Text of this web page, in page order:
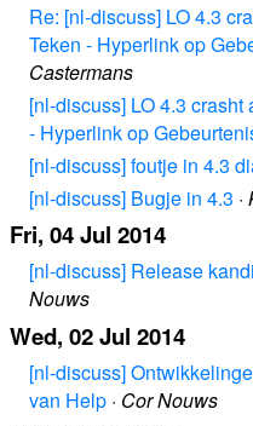
Re: [nl-discuss] LO 4.3
Teken - Hyperlink op
Castermans
[nl-discuss] LO 4.3
- Hyperlink op
[nl-discuss] foutje in 4.3
[nl-discuss] Bugje in 4.3 ·
Fri, 04 Jul 2014
[nl-discuss] Release
Nouws
Wed, 02 Jul 2014
[nl-discuss]
van Help · Cor Nouws